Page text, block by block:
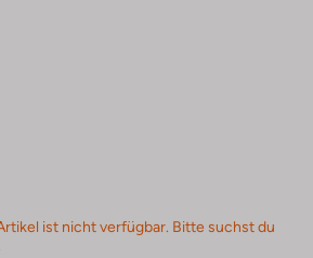
ist nicht verfügbar. Bitte suchst du